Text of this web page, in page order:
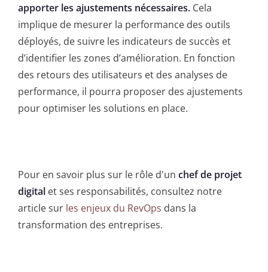
apporter les ajustements nécessaires. Cela
implique de mesurer la performance des outils
déployés, de suivre les indicateurs de succès et
d’identifier les zones d’amélioration. En fonction
des retours des utilisateurs et des analyses de
performance, il pourra proposer des ajustements
pour optimiser les solutions en place.
Pour en savoir plus sur le rôle d'un chef de projet
digital et ses responsabilités, consultez notre
article sur les enjeux du RevOps dans la
transformation des entreprises.